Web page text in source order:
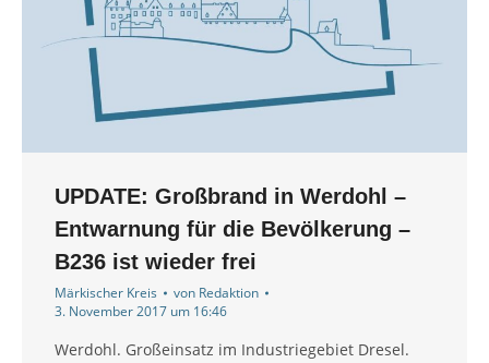
UPDATE: Großbrand in Werdohl –
Entwarnung für die Bevölkerung –
B236 ist wieder frei
Märkischer Kreis von Redaktion
3. November 2017 um 16:46
Werdohl. Großeinsatz im Industriegebiet Dresel.